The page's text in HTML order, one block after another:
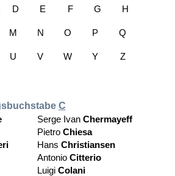
D E F G H
M N O P Q
U V W Y Z
C
Serge Ivan Chermayeff
Pietro Chiesa
Hans Christiansen
Antonio Citterio
Luigi Colani